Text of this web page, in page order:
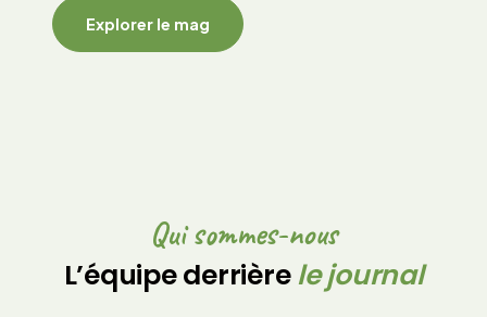
Explorer le mag
Qui sommes-nous
L’équipe derrièrele journal